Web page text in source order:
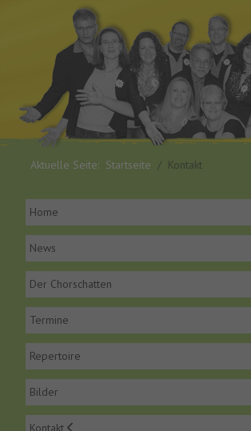
Aktuelle Seite: Startseite Kontakt
Home
News
Der Chorschatten
Termine
Repertoire
Bilder
Kontakt